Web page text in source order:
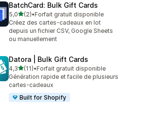
BatchCard: Bulk Gift Cards
5,0étoile(s) sur 5
(2)
2 avis au total
•Forfait gratuit disponible
Créez des cartes-cadeaux en lot
depuis un fichier CSV, Google Sheets
ou manuellement
Datora | Bulk Gift Cards
4,3étoile(s) sur 5
(11)
11 avis au total
•Forfait gratuit disponible
Génération rapide et facile de plusieurs
cartes-cadeaux
Built for Shopify